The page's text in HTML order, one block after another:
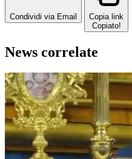
Condividi via Email
Copia link
Copiato!
News correlate